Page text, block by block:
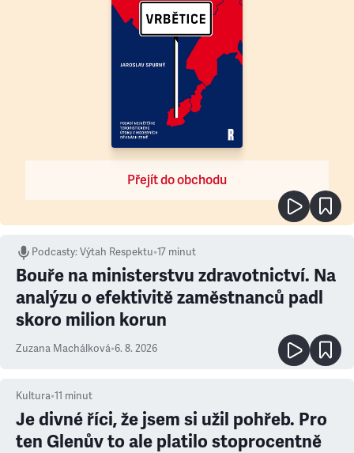
Přejít do obchodu
Podcasty:Výtah Respektu•17 minut
Bouře na ministerstvu zdravotnictví. Na
analýzu o efektivitě zaměstnanců padl
skoro milion korun
Zuzana Machálková•6. 8. 2026
Kultura•11 minut
Je divné říci, že jsem si užil pohřeb. Pro
ten Glenův to ale platilo stoprocentně